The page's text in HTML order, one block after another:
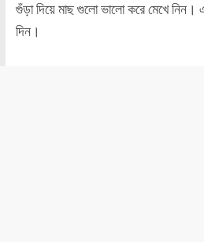
গুঁড়া দিয়ে মাছ গুলো ভালো করে মেখে নিন।
দিন।